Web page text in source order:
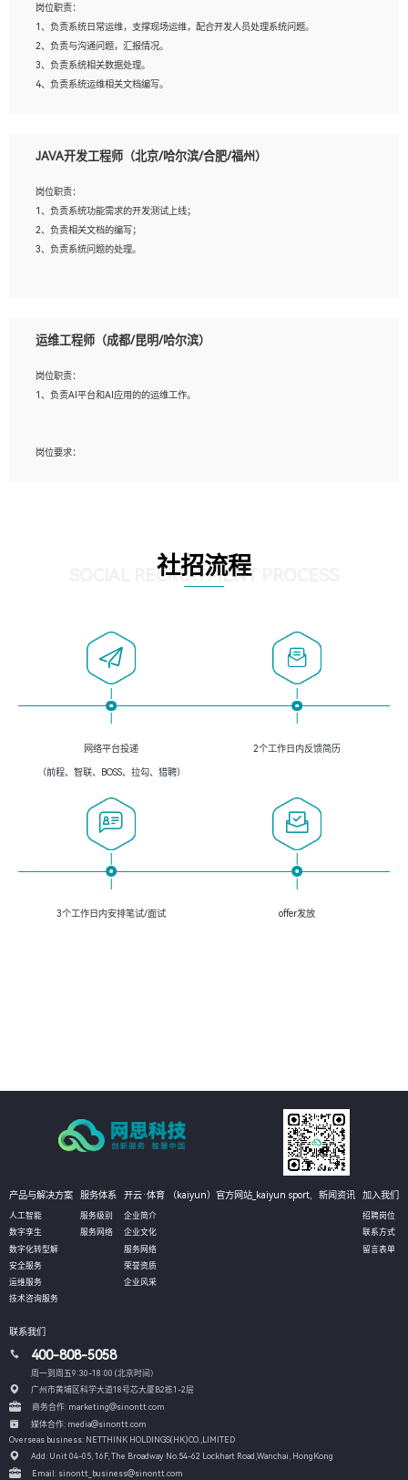
征，可独立提出完整的优化方案,并推动方案执行达成结果；熟练使用PPT、
WORD、EXCEL等办公软件；
3、深入理解公司各项AI产品和技术信息；具有较强的文档编写能力，能独立撰写
PPT、方案建议书等，面试时需携带个人制作的专业PPT文件进行展示。
岗位职责：
1、负责系统日常运维，支撑现场运维，配合开发人员处理系统问题。
2、负责与沟通问题，汇报情况。
3、负责系统相关数据处理。
4、负责系统运维相关文档编写。
岗位要求：
2、精通linux命令。
3、熟悉oracle、mysql 数据库。
4、善于沟通，具有良好的团队合作精神和协作能力。
5、必须有实际的生产环境系统维护经验。
JAVA开发工程师（北京/哈尔滨/合肥/福州）
岗位职责：
1、负责系统功能需求的开发测试上线；
2、负责相关文档的编写；
3、负责系统问题的处理。
2、熟悉linux命令；
4、熟练使用oracle、mysql进行开发；
5、熟悉流程开发如使用activiti；
运维工程师（成都/昆明/哈尔滨）
岗位职责：
1、负责AI平台和AI应用的的运维工作。
岗位要求：
4、掌握DevOps思想、方法和流程。Jenkins工具使用；
5、掌握常见中间件配置与优化，如mysql、nginx等；
社招流程
SOCIAL RECRUITMENT PROCESS
网络平台投递
（前程、智联、BOSS、拉勾、猎聘）
2个工作日内反馈简历
3个工作日内安排笔试/面试 offer发放
产品与解决方案
人工智能
数字孪生
数字化转型解
安全服务
运维服务
技术咨询服务
服务体系
服务级别
服务网络
开云·体育 （kaiyun）官方网站_kaiyun sport,
企业简介
企业文化
服务网络
荣誉资质
企业风采
新闻资讯 加入我们
招聘岗位
联系方式
留言表单
联系我们
400-808-5058
周一到周五9:30-18:00 (北京时间）
广州市黄埔区科学大道18号芯大厦B2栋1-2层
商务合作: marketing@sinontt.com
媒体合作: media@sinontt.com
Overseas business: NETTHINK HOLDINGS(HK)CO.,LIMITED
Add: Unit 04-05, 16F, The Broadway No.54-62 Lockhart Road, Wanchai, HongKong
Email: sinontt_business@sinontt.com